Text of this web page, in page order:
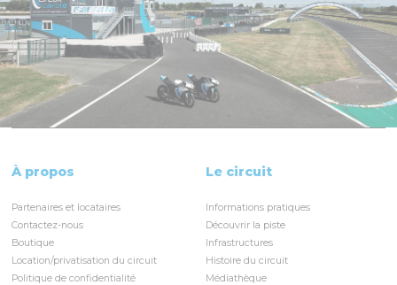
À propos
Partenaires et locataires
Contactez-nous
Boutique
Location/privatisation du circuit
Politique de confidentialité
Le circuit
Informations pratiques
Découvrir la piste
Infrastructures
Histoire du circuit
Médiathèque